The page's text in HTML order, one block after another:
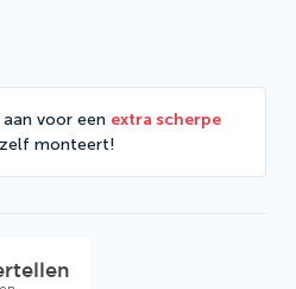
voor een extra scherpe
monteert!